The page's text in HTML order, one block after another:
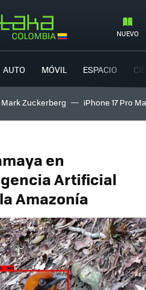
NUEVO
AUTO MÓVIL ESPACIO
Mark Zuckerberg iPhone 17 Pro
en
Artificial
Amazonía